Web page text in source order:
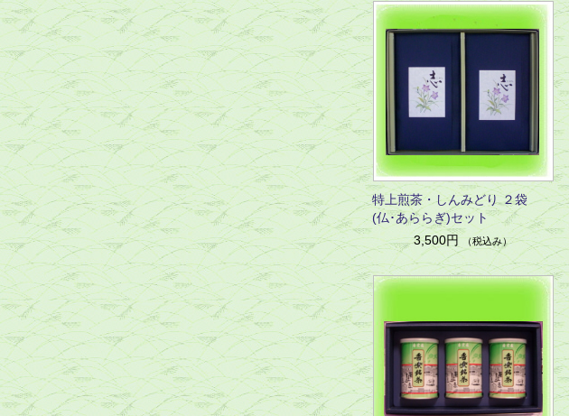
特上煎茶・しんみどり ２袋
(仏･あららぎ)セット
3,500円 （税込み）